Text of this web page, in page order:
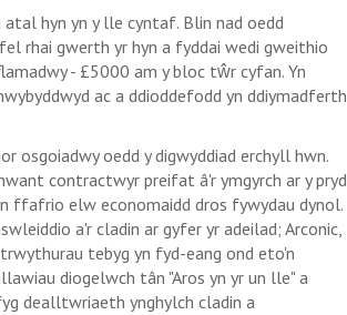
hyn yn y lle cyntaf. Blin nad oedd
rhai gwerth yr hyn a fyddai wedi gweithio
- £5000 am y bloc tŵr cyfan. Yn
ac a ddioddefodd yn ddiymadferth
osgoiadwy oedd y digwyddiad erchyll hwn.
contractwyr preifat â'r ymgyrch ar y pryd
ffafrio elw economaidd dros fywydau dynol.
a'r cladin ar gyfer yr adeilad; Arconic,
tebyg yn fyd-eang ond eto'n
diogelwch tân "Aros yn yr un lle" a
dealltwriaeth ynghylch cladin a